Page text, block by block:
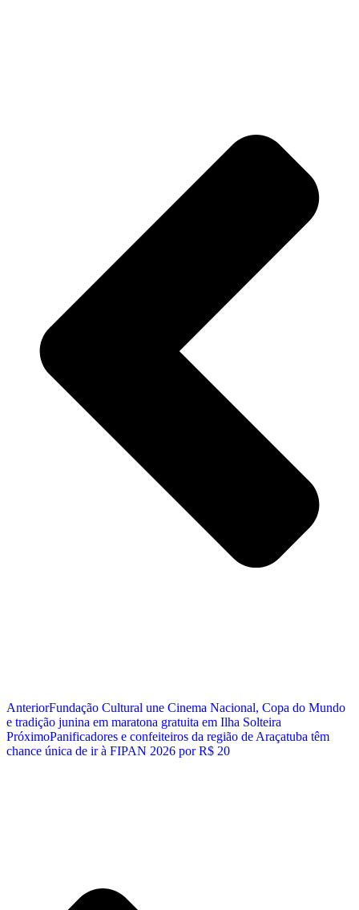
AnteriorFundação Cultural une Cinema Nacional, Copa do Mundo
e tradição junina em maratona gratuita em Ilha Solteira
PróximoPanificadores e confeiteiros da região de Araçatuba têm
chance única de ir à FIPAN 2026 por R$ 20